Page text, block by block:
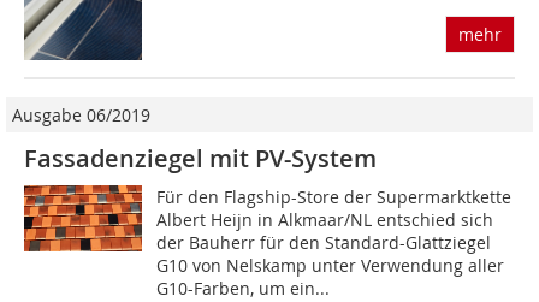
mehr
Ausgabe 06/2019
Fassadenziegel mit PV-System
Für den Flagship-Store der Supermarktkette
Albert Heijn in Alkmaar/NL entschied sich
der Bauherr für den Standard-Glattziegel
G10 von Nelskamp unter Verwendung aller
G10-Farben, um ein...